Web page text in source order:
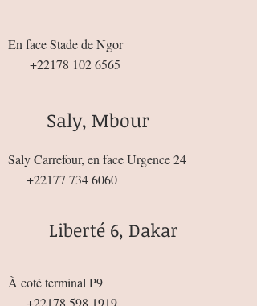
En face Stade de Ngor
+22178 102 6565
Saly, Mbour
Saly Carrefour, en face Urgence 24
+22177 734 6060
Liberté 6, Dakar
À coté terminal P9
+22178 598 1919